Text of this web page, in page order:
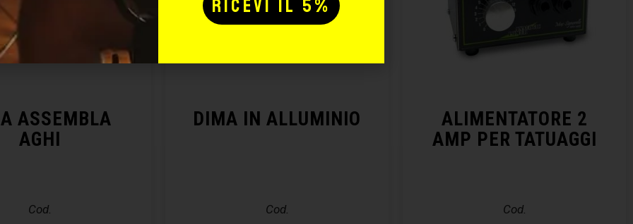
ASSEMBLA
AGHI
Cod.
DIMA IN ALLUMINIO
Cod.
ALIMENTATORE 2
AMP PER TATUAGGI
Cod.